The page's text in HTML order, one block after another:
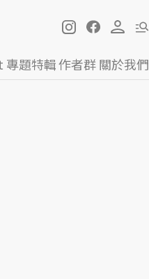
專題特輯作者群關於我們